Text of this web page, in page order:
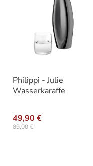
Philippi - Julie
Wasserkaraffe
49,90 €
89,00 €